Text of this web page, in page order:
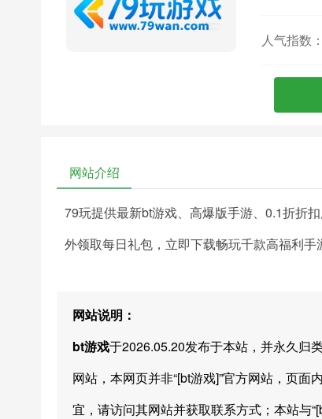
人气指数：
网站介绍
79玩提供最新bt游戏、高爆版手游、0.1折折
外领取每日礼包，立即下载畅玩千款高福利手
网站说明：
bt游戏于2026.05.20发布于本站，并永久归
网站，本网页并非“[bt游戏]”官方网站，页面
宜，请访问其网站并获取联系方式；本站与